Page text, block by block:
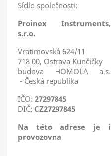
Sídlo společnosti:
Proinex Instruments,
s.r.o.
Vratimovská 624/11
718 00, Ostrava Kunčičky
budova HOMOLA a.s.
- Česká republika
IČO: 27297845
DIČ: CZ27297845
Na této adrese je i
provozovna